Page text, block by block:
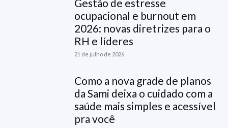
Gestão de estresse
ocupacional e burnout em
2026: novas diretrizes para o
RH e líderes
21 de julho de 2026
Como a nova grade de planos
da Sami deixa o cuidado com a
saúde mais simples e acessível
pra você